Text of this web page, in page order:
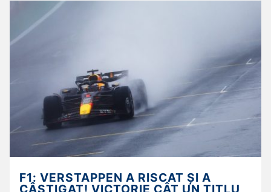
F1: VERSTAPPEN A RISCAT ȘI A